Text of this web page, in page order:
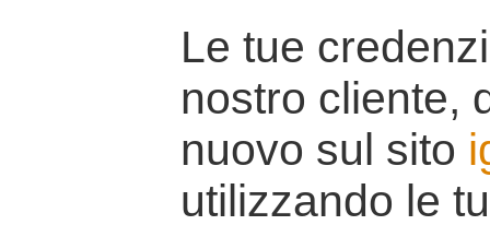
Le tue
nostro cliente,
nuovo sul sito
utilizzando le